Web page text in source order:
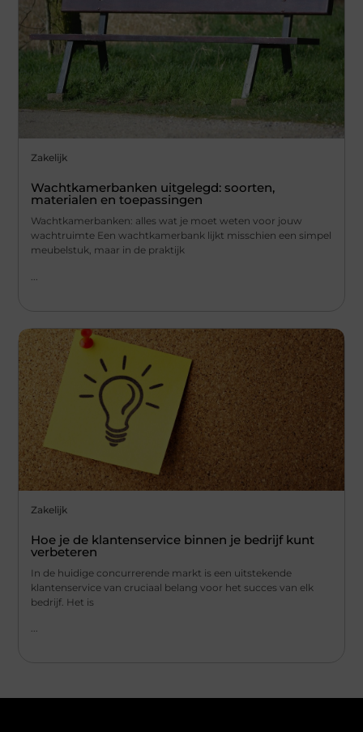
Zakelijk
Wachtkamerbanken uitgelegd: soorten,
materialen en toepassingen
Wachtkamerbanken: alles wat je moet weten voor jouw
wachtruimte Een wachtkamerbank lijkt misschien een simpel
meubelstuk, maar in de praktijk
Zakelijk
Hoe je de klantenservice binnen je bedrijf kunt
verbeteren
In de huidige concurrerende markt is een uitstekende
klantenservice van cruciaal belang voor het succes van elk
bedrijf. Het is
...